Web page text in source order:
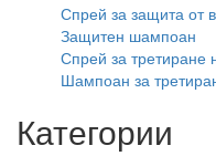
Спрей за защита от
Защитен шампоан
Спрей за третиране
Шампоан за
Категории